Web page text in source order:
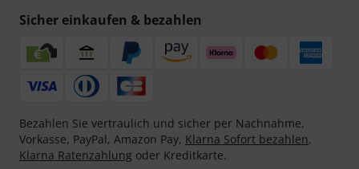
Sicher einkaufen & bezahlen
Bezahlen Sie vertraulich und sicher per Nachnahme,
Vorkasse, PayPal, Amazon Pay, Klarna Sofort bezahlen,
Klarna Ratenzahlung oder Kreditkarte.